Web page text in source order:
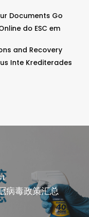
Documents Go
do ESC em
and Recovery
Inte Krediterades
病毒政策汇总